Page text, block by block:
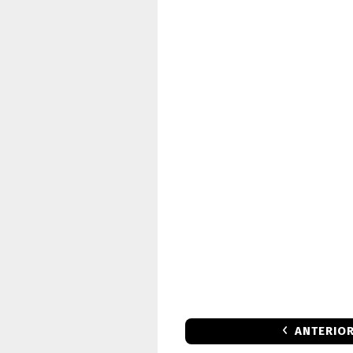
ANTERIOR